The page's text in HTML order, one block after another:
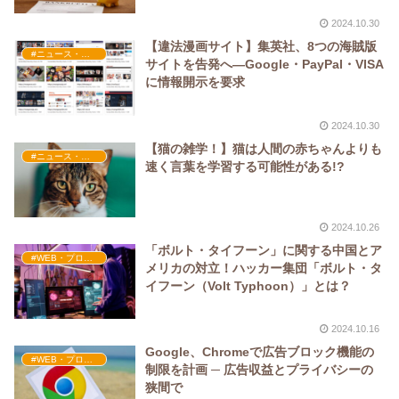
2024.10.30
#ニュース・社会・コラム
【違法漫画サイト】集英社、8つの海賊版
サイトを告発へ—Google・PayPal・VISA
に情報開示を要求
2024.10.30
【猫の雑学！】猫は人間の赤ちゃんよりも
速く言葉を学習する可能性がある!?
2024.10.26
「ボルト・タイフーン」に関する中国とア
メリカの対立！ハッカー集団「ボルト・タ
イフーン（Volt Typhoon）」とは？
2024.10.16
#WEB・プログラム・SEO
Google、Chromeで広告ブロック機能の
制限を計画 ─ 広告収益とプライバシーの
狭間で